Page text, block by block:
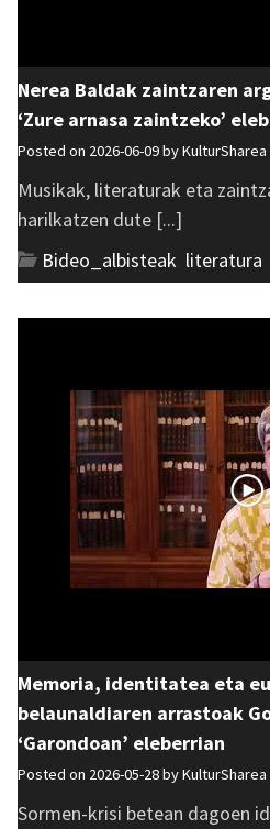
Nerea Baldak zaintzaren
‘Zure arnasa zaintzeko’
Posted on 2026-06-09 byKulturSharea
Musikak, literaturak eta
harilkatzen dute [...]
Bideo_albisteak literatura
Memoria, identitatea eta
belaunaldiaren arrastoak
‘Garondoan’ eleberrian
Posted on 2026-05-28 byKulturSharea
Sormen-krisi betean dagoen